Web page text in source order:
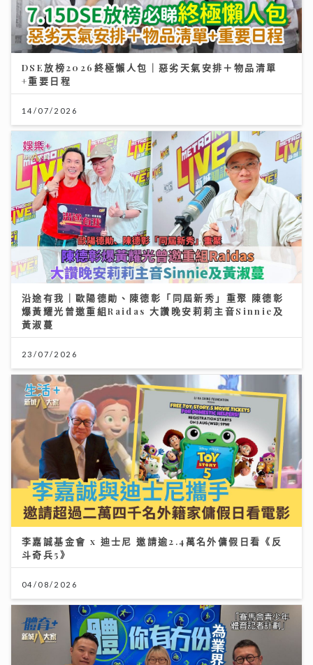
DSE放榜2026終極懶人包｜惡劣天氣安排＋物品清單
+重要日程
14/07/2026
沿途有我｜歐陽德勛、陳德彰「同屆新秀」重聚 陳德彰
爆黃耀光曾邀重組Raidas 大讚晚安莉莉主音Sinnie及
黃淑蔓
23/07/2026
李嘉誠基金會 x 迪士尼 邀請逾2.4萬名外傭假日看《反
斗奇兵5》
04/08/2026